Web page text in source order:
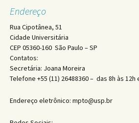
Endereço
Rua Cipotânea, 51
Cidade Universitária
CEP 05360-160 São Paulo – SP
Contatos:
Secretária: Joana Moreira
Telefone +55 (11) 26488360 – das 8h às 12h
Endereço eletrônico: mpto@usp.br